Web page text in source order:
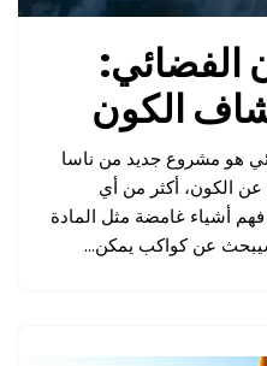
الفضائي:
الكون
هو مشروع جديد من ناسا
عن الكون، أكثر من أي
أشياء غامضة مثل المادة
عن كواكب يمكن…